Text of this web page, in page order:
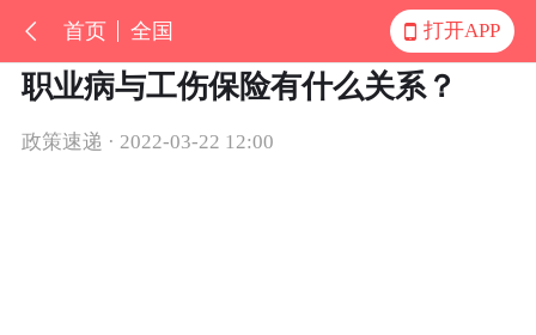
首页 全国 打开APP
职业病与工伤保险有什么关系？
政策速递 · 2022-03-22 12:00